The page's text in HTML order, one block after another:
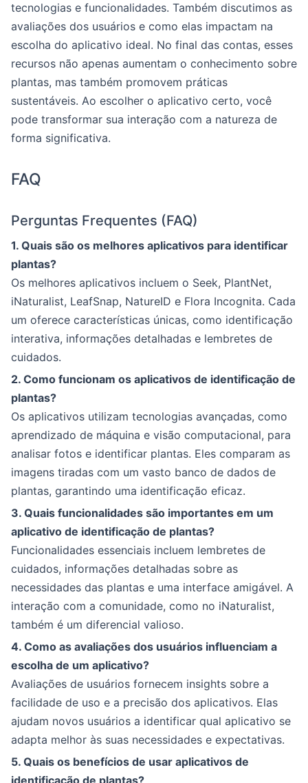
tecnologias e funcionalidades. Também discutimos as
avaliações dos usuários e como elas impactam na
escolha do aplicativo ideal. No final das contas, esses
recursos não apenas aumentam o conhecimento sobre
plantas, mas também promovem práticas
sustentáveis. Ao escolher o aplicativo certo, você
pode transformar sua interação com a natureza de
forma significativa.
FAQ
Perguntas Frequentes (FAQ)
1. Quais são os melhores aplicativos para identificar
plantas?
Os melhores aplicativos incluem o Seek, PlantNet,
iNaturalist, LeafSnap, NatureID e Flora Incognita. Cada
um oferece características únicas, como identificação
interativa, informações detalhadas e lembretes de
cuidados.
2. Como funcionam os aplicativos de identificação de
plantas?
Os aplicativos utilizam tecnologias avançadas, como
aprendizado de máquina e visão computacional, para
analisar fotos e identificar plantas. Eles comparam as
imagens tiradas com um vasto banco de dados de
plantas, garantindo uma identificação eficaz.
3. Quais funcionalidades são importantes em um
aplicativo de identificação de plantas?
Funcionalidades essenciais incluem lembretes de
cuidados, informações detalhadas sobre as
necessidades das plantas e uma interface amigável. A
interação com a comunidade, como no iNaturalist,
também é um diferencial valioso.
4. Como as avaliações dos usuários influenciam a
escolha de um aplicativo?
Avaliações de usuários fornecem insights sobre a
facilidade de uso e a precisão dos aplicativos. Elas
ajudam novos usuários a identificar qual aplicativo se
adapta melhor às suas necessidades e expectativas.
5. Quais os benefícios de usar aplicativos de
identificação de plantas?